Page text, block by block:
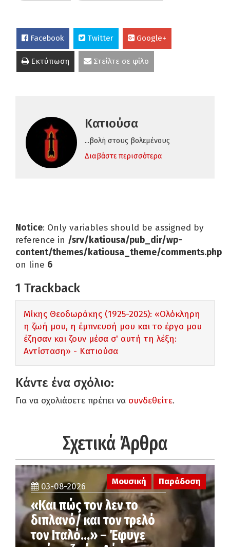
Facebook Twitter Google+
Εκτύπωση Στείλτε σε φίλο
Κατιούσα
...βολή στους βολεμένους
Διαβάστε περισσότερα
Notice: Only variables should be assigned by
reference in /srv/katiousa/pub_dir/wp-
content/themes/katiousa_theme/comments.php
on line 6
1 Trackback
Μίκης Θεοδωράκης (1925-2025): «Ολόκληρη
η ζωή μου, η έμπνευσή μου και το έργο μου
έζησαν και ζουν μέσα σ' αυτή τη λέξη:
Αντίσταση» - Κατιούσα
Κάντε ένα σχόλιο:
Για να σχολιάσετε πρέπει να συνδεθείτε.
Σχετικά Άρθρα
Μουσική Παράδοση
03-08-2026
«Και πώς τον λεν το
διπλανό/ και τον τρελό
τον Ιταλό…» – Έφυγε